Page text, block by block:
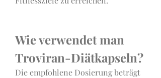
Wie verwendet man
Troviran-Diätkapseln?
Die empfohlene Dosierung beträgt